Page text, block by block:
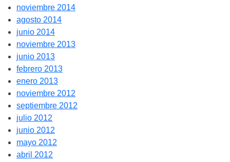
noviembre 2014
agosto 2014
junio 2014
noviembre 2013
junio 2013
febrero 2013
enero 2013
noviembre 2012
septiembre 2012
julio 2012
junio 2012
mayo 2012
abril 2012